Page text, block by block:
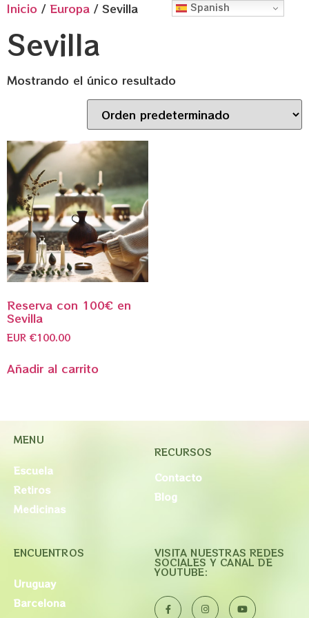
Inicio / Europa / Sevilla
Sevilla
Mostrando el único resultado
Reserva con 100€ en
Sevilla
EUR €100.00
Añadir al carrito
MENU
Escuela
Retiros
Medicinas
RECURSOS
Contacto
Blog
ENCUENTROS
Uruguay
Barcelona
VISITA NUESTRAS REDES
SOCIALES Y CANAL DE
YOUTUBE:
Spanish